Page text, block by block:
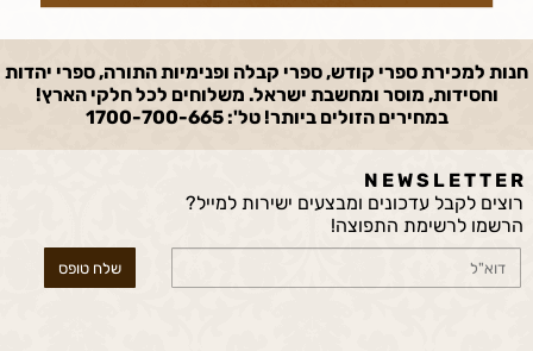
חנות למכירת ספרי קודש, ספרי קבלה ופנימיות התורה, ספרי יהדות
וחסידות, מוסר ומחשבת ישראל. משלוחים לכל חלקי הארץ!
במחירים הזולים ביותר! טל': 1700-700-665
N E W S L E T T E R
רוצים לקבל עדכונים ומבצעים ישירות למייל?
הרשמו לרשימת התפוצה!